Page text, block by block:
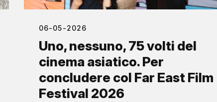
06-05-2026
Uno, nessuno, 75 volti del
cinema asiatico. Per
concludere col Far East Film
Festival 2026